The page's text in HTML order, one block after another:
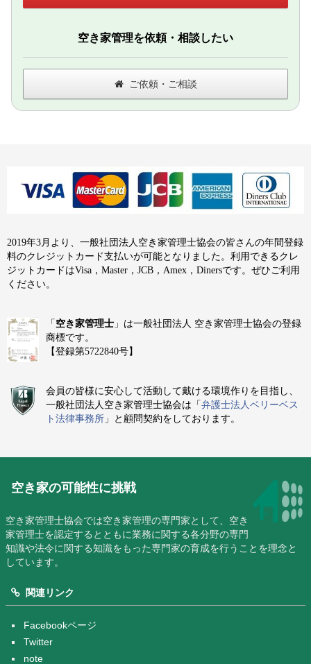
空き家管理を依頼・相談したい
ご依頼・ご相談
2019年3月より、一般社団法人空き家管理士協会の皆さんの年間登録
料のクレジットカード支払いが可能となりました。利用できるクレ
ジットカードはVisa，Master，JCB，Amex，Dinersです。ぜひご利用
ください。
「 空き家管理士 」は一般社団法人 空き家管理士協会の登録
商標です。
【登録第5722840号】
会員の皆様に安心して活動して戴ける環境作りを目指し、
一般社団法人空き家管理士協会は「弁護士法人ベリーベス
ト法律事務所 」と顧問契約をしております。
空き家の可能性に挑戦
空き家管理士協会では空き家管理の専門家として、空き
家管理士を認定するとともに業務に関する各分野の専門
知識や法令に関する知識をもった専門家の育成を行うことを理念と
しています。
関連リンク
Facebookページ
Twitter
note